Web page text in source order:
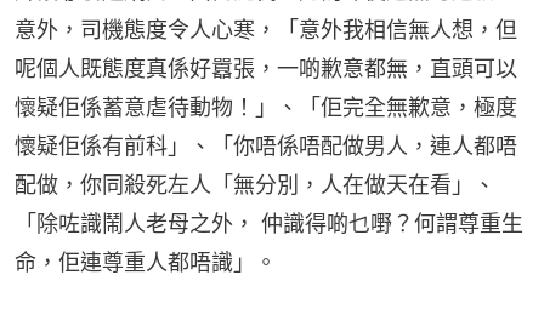
意外，司機態度令人心寒，「意外我相信無人想，但
呢個人既態度真係好囂張，一啲歉意都無，直頭可以
懷疑佢係蓄意虐待動物！」、「佢完全無歉意，極度
懷疑佢係有前科」、「你唔係唔配做男人，連人都唔
配做，你同殺死左人「無分別，人在做天在看」、
「除咗識鬧人老母之外， 仲識得啲乜嘢？何謂尊重生
命，佢連尊重人都唔識」。